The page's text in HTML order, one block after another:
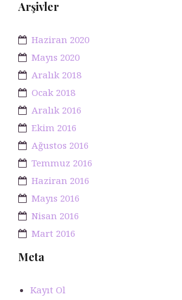
Arşivler
Haziran 2020
Mayıs 2020
Aralık 2018
Ocak 2018
Aralık 2016
Ekim 2016
Ağustos 2016
Temmuz 2016
Haziran 2016
Mayıs 2016
Nisan 2016
Mart 2016
Meta
Kayıt Ol